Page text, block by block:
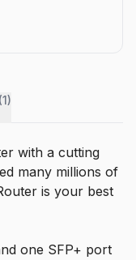
with a cutting
many millions of
is your best
one SFP+ port